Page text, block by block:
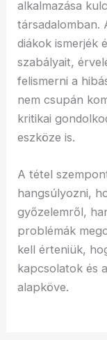
alkalmazása
társadalomban.
diákok ismerjék
szabályait,
felismerni a
nem csupán
kritikai
eszköze is.
A tétel
hangsúlyozni,
győzelemről,
problémák
kell érteniük,
kapcsolatok és
alapköve.